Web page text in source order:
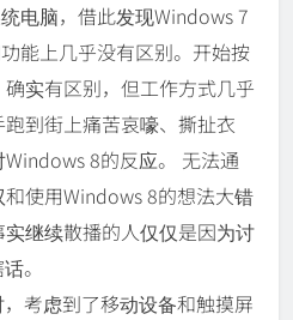
电脑，借此发现Windows 7
能上几乎没有区别。开始按
实有区别，但工作方式几乎
到街上痛苦哀嚎、撕扯衣
8的反应。 无法通
使用Windows 8的想法大错
继续散播的人仅仅是因为讨
。
考虑到了移动设备和触摸屏